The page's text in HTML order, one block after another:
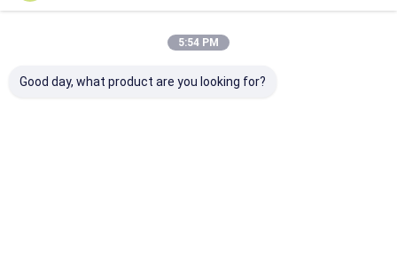
अनुशंसित उत्पाद
5:54 PM
Good day, what product are you looking for?